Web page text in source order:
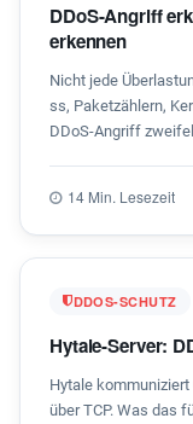
DDoS-Angriff
erkennen
Nicht jede
ss, Paketzählern,
DDoS-Angriff
14 Min. Lesezeit
DDOS-SCHUTZ
Hytale-Server:
Hytale kommuniziert
über TCP. Was das